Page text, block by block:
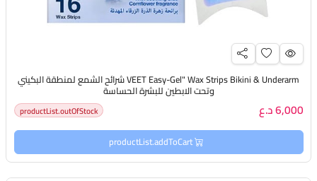
VEET Easy-Gel" Wax Strips Bikini & Underarm شرائح الشمع لمنطقة البكيني
وتحت الابطين للبشرة الحساسة
6,000 د.ع productList.outOfStock
productList.addToCart